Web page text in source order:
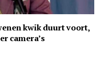
kwik duurt voort,
camera’s